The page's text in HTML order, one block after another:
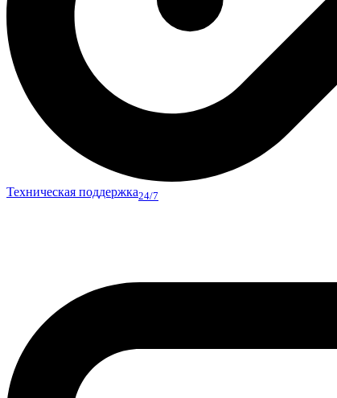
Техническая поддержка24/7